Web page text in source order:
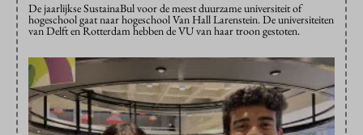
De jaarlijkse SustainaBul voor de meest duurzame universiteit of
hogeschool gaat naar hogeschool Van Hall Larenstein. De universiteiten
van Delft en Rotterdam hebben de VU van haar troon gestoten.